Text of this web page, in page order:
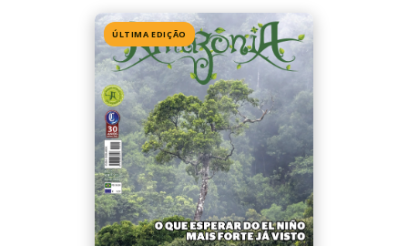
Edição 155· Julho 2026
📖 Ler agora
Mais lidas da semana